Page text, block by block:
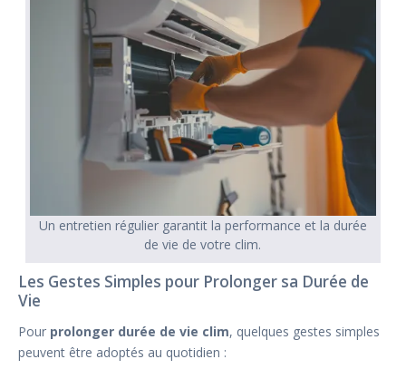
Un entretien régulier garantit la performance et la durée
de vie de votre clim.
Les Gestes Simples pour Prolonger sa Durée de
Vie
Pour prolonger durée de vie clim, quelques gestes simples
peuvent être adoptés au quotidien :